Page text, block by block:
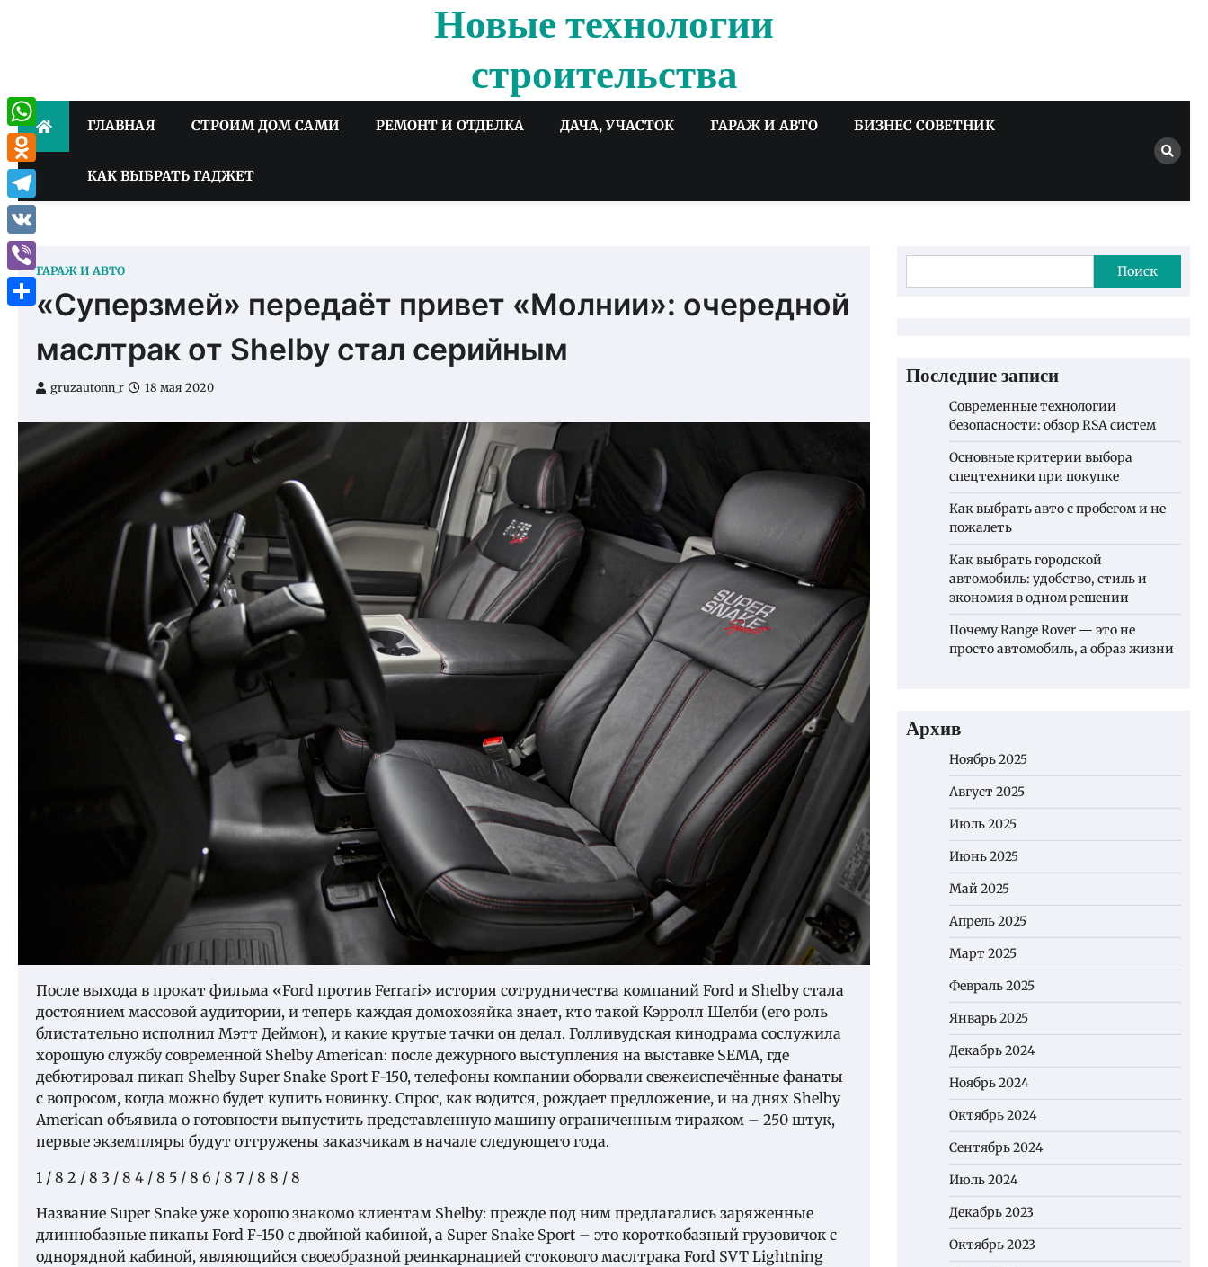
Новые технологии
строительства
ГЛАВНАЯ СТРОИМ ДОМ САМИ РЕМОНТ И ОТДЕЛКА ДАЧА, УЧАСТОК ГАРАЖ И АВТО БИЗНЕС СОВЕТНИК
КАК ВЫБРАТЬ ГАДЖЕТ
ГАРАЖ И АВТО
«Суперзмей» передаёт привет «Молнии»: очередной
маслтрак от Shelby стал серийным
gruzautonn_r 18 мая 2020
После выхода в прокат фильма «Ford против Ferrari» история сотрудничества компаний Ford и Shelby стала
достоянием массовой аудитории, и теперь каждая домохозяйка знает, кто такой Кэрролл Шелби (его роль
блистательно исполнил Мэтт Деймон), и какие крутые тачки он делал. Голливудская кинодрама сослужила
хорошую службу современной Shelby American: после дежурного выступления на выставке SEMA, где
дебютировал пикап Shelby Super Snake Sport F-150, телефоны компании оборвали свежеиспечённые фанаты
с вопросом, когда можно будет купить новинку. Спрос, как водится, рождает предложение, и на днях Shelby
American объявила о готовности выпустить представленную машину ограниченным тиражом – 250 штук,
первые экземпляры будут отгружены заказчикам в начале следующего года.
1 / 8 2 / 8 3 / 8 4 / 8 5 / 8 6 / 8 7 / 8 8 / 8
Название Super Snake уже хорошо знакомо клиентам Shelby: прежде под ним предлагались заряженные
длиннобазные пикапы Ford F-150 с двойной кабиной, а Super Snake Sport – это короткобазный грузовичок с
однорядной кабиной, являющийся своеобразной реинкарнацией стокового маслтрака Ford SVT Lightning
Поиск
Последние записи
Современные технологии
безопасности: обзор RSA систем
Основные критерии выбора
спецтехники при покупке
Как выбрать авто с пробегом и не
пожалеть
Как выбрать городской
автомобиль: удобство, стиль и
экономия в одном решении
Почему Range Rover — это не
просто автомобиль, а образ жизни
Архив
Ноябрь 2025
Август 2025
Июль 2025
Июнь 2025
Май 2025
Апрель 2025
Март 2025
Февраль 2025
Январь 2025
Декабрь 2024
Ноябрь 2024
Октябрь 2024
Сентябрь 2024
Июль 2024
Декабрь 2023
Октябрь 2023
WhatsApp
Odnoklassniki
Telegram
VK
Viber
Отправить